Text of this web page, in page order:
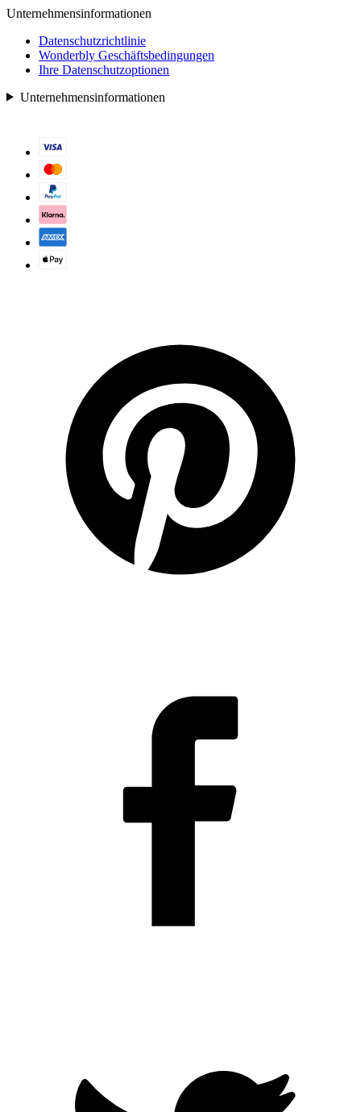
Unternehmensinformationen
Datenschutzrichtlinie
Wonderbly Geschäftsbedingungen
Ihre Datenschutzoptionen
Unternehmensinformationen